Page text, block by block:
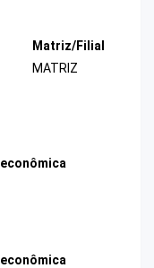
Matriz/Filial
MATRIZ